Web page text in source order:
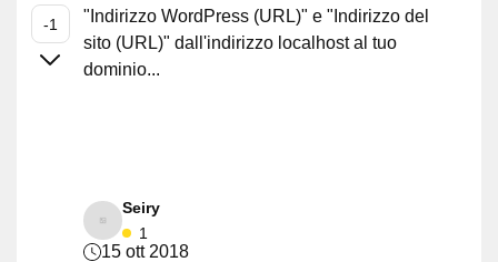
"Indirizzo WordPress (URL)" e "Indirizzo del
sito (URL)" dall'indirizzo localhost al tuo
dominio...
Seiry
1
15 ott 2018